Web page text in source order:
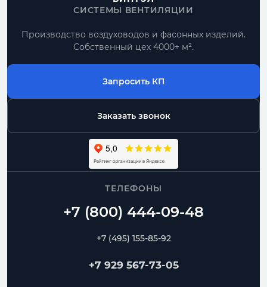
СИСТЕМЫ ВЕНТИЛЯЦИИ
Производство воздуховодов и фасонных изделий.
Собственный цех 4000+ м².
Запросить КП
Заказать звонок
ТЕЛЕФОНЫ
+7 (495) 155-85-92
+7 929 567-73-05